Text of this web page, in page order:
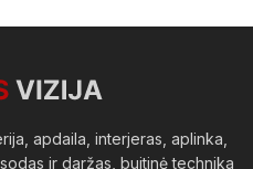
apdaila, interjeras, aplinka,
ir daržas, buitinė technika